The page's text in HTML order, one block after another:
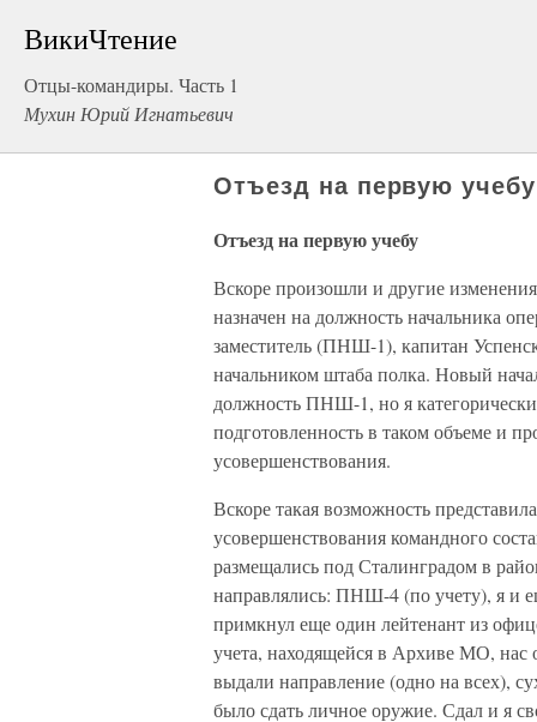
ВикиЧтение
Отцы-командиры. Часть 1
Мухин Юрий Игнатьевич
Отъезд на первую учебу
Отъезд на первую учебу
Вскоре произошли и другие
назначен на должность начальника
заместитель (ПНШ-1), капитан
начальником штаба полка. Новый
должность ПНШ-1, но я категорически
подготовленность в таком объеме и
усовершенствования.
Вскоре такая возможность
усовершенствования командного
размещались под Сталинградом в
направлялись: ПНШ-4 (по учету), я и
примкнул еще один лейтенант из
учета, находящейся в Архиве МО, нас
выдали направление (одно на всех),
было сдать личное оружие. Сдал и я